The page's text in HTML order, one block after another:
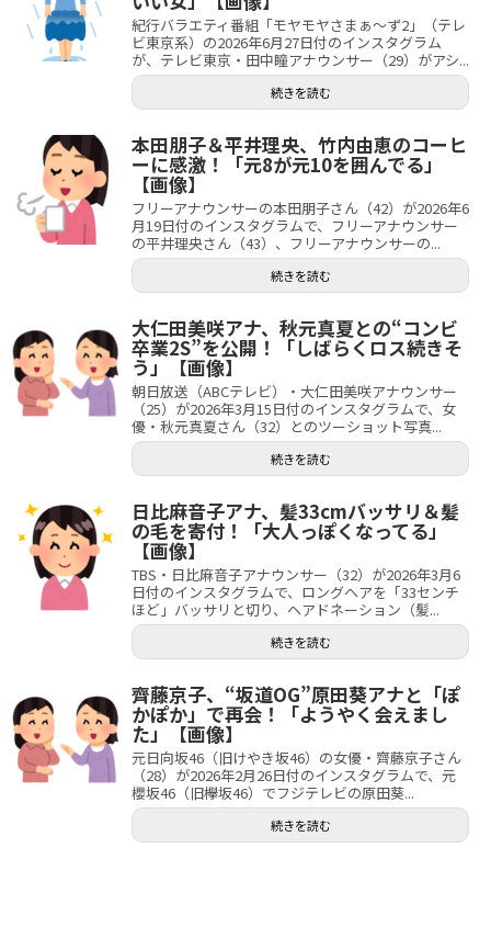
紀行バラエティ番組「モヤモヤさまぁ～ず2」（テレ
ビ東京系）の2026年6月27日付のインスタグラム
が、テレビ東京・田中瞳アナウンサー（29）がアシ...
続きを読む
本田朋子＆平井理央、竹内由恵のコーヒ
ーに感激！「元8が元10を囲んでる」
【画像】
フリーアナウンサーの本田朋子さん（42）が2026年6
月19日付のインスタグラムで、フリーアナウンサー
の平井理央さん（43）、フリーアナウンサーの...
続きを読む
大仁田美咲アナ、秋元真夏との“コンビ
卒業2S”を公開！「しばらくロス続きそ
う」【画像】
朝日放送（ABCテレビ）・大仁田美咲アナウンサー
（25）が2026年3月15日付のインスタグラムで、女
優・秋元真夏さん（32）とのツーショット写真...
続きを読む
日比麻音子アナ、髪33cmバッサリ＆髪
の毛を寄付！「大人っぽくなってる」
【画像】
TBS・日比麻音子アナウンサー（32）が2026年3月6
日付のインスタグラムで、ロングヘアを「33センチ
ほど」バッサリと切り、ヘアドネーション（髪...
続きを読む
齊藤京子、“坂道OG”原田葵アナと「ぽ
かぽか」で再会！「ようやく会えまし
た」【画像】
元日向坂46（旧けやき坂46）の女優・齊藤京子さん
（28）が2026年2月26日付のインスタグラムで、元
櫻坂46（旧欅坂46）でフジテレビの原田葵...
続きを読む